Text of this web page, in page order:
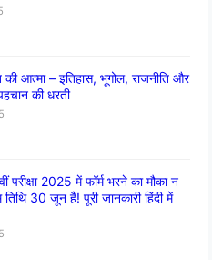
की आत्मा – इतिहास, भूगोल, राजनीति और
की धरती
परीक्षा 2025 में फॉर्म भरने का मौका न
तिथि 30 जून है! पूरी जानकारी हिंदी में